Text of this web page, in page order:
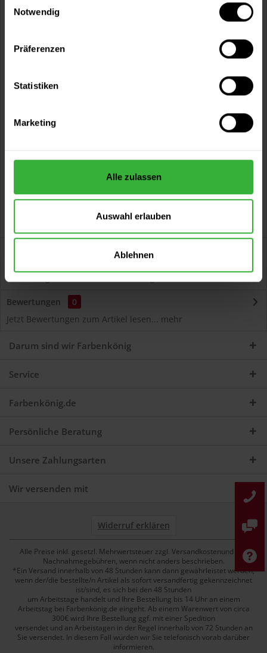
Notwendig
Präferenzen
Statistiken
Marketing
Alle zulassen
Auswahl erlauben
Ablehnen
Persönliche Beratung unter040 60 77 65 23
Lackierungen und Lackausbesserungen am Auto...
Bewertungen
0
Jetzt Bewertungen zum Artikel lesen... mehr
Darum sind wir Farbenkönig
Service
Farbenkönig.de
Persönliche Beratung
Unsere Zahlungsarten
Wir versenden mit
Widerruf erklären
Alle Preise inkl. gesetzl. Mehrwertsteuer zzgl. Versandkostenund ggf.
Nachnahmegebühren, wenn nicht anders beschrieben.
*Ein Versand innerhalb von 48 Stunden kann dann gewährleistet werden,
wenn der/die bestellte/n Artikel als sofort versandfertig gekennzeichnet
ist/sind, es sich bei den 48 Stunden
um Arbeitstage handelt und Ihre Bestellung bis 14 Uhr an einem
Arbeitstag bei Farbenkönig.de eingeht. Ab einem Warenwert von circa
300€ wird Ihre Bestellung ggf. mit einer Spedition
versendet und an Arbeistagen in der Regel innerhalb von 72 Stunden an
Sie versendet. In diesem Fall würden wir Sie telefonisch vorab darüber
informieren.